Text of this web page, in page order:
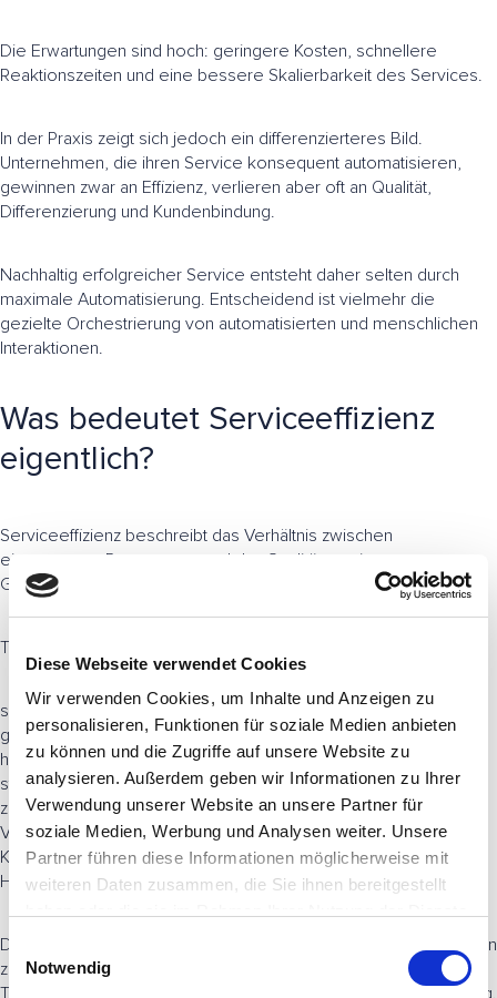
Diese Webseite verwendet Cookies
Wir verwenden Cookies, um Inhalte und Anzeigen zu
personalisieren, Funktionen für soziale Medien anbieten
zu können und die Zugriffe auf unsere Website zu
analysieren. Außerdem geben wir Informationen zu Ihrer
Verwendung unserer Website an unsere Partner für
soziale Medien, Werbung und Analysen weiter. Unsere
Partner führen diese Informationen möglicherweise mit
weiteren Daten zusammen, die Sie ihnen bereitgestellt
E
Notwendig
Die Erwartungen sind hoch: geringere Kosten, schnellere
Reaktionszeiten und eine bessere Skalierbarkeit des Services.
In der Praxis zeigt sich jedoch ein differenzierteres Bild.
Unternehmen, die ihren Service konsequent automatisieren,
gewinnen zwar an Effizienz, verlieren aber oft an Qualität,
Differenzierung und Kundenbindung.
Nachhaltig erfolgreicher Service entsteht daher selten durch
maximale Automatisierung. Entscheidend ist vielmehr die
gezielte Orchestrierung von automatisierten und menschlichen
Interaktionen.
Was bedeutet Serviceeffizienz
eigentlich?
Serviceeffizienz beschreibt das Verhältnis zwischen
eingesetzten Ressourcen und der Qualität sowie
Geschwindigkeit der Kundeninteraktion.
Typische Ziele sind:
schnelle und konsistente Bearbeitung von Anfragen
geringe Kosten pro Servicefall
hohe Kundenzufriedenheit
stabile und skalierbare Prozesse
zusätzliche Wertschöpfung (z.B. Cross- und Upselling)
Viele Unternehmen fokussieren sich dabei vor allem auf die
Kostenseite. Automatisierung scheint hier der naheliegende
Hebel zu sein.
Doch Service ist mehr als eine Kostenstelle. Er ist gleichzeitig ein
zentraler Kontaktpunkt zum Kunden und damit ein wichtiger
Treiber für Zufriedenheit, Bindung und zusätzliche Wertschöpfung.